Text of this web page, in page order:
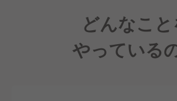
どんなこ
やっている